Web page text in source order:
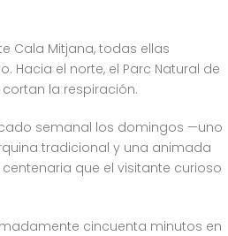
Cala Mitjana, todas ellas
el norte, el Parc Natural de
la respiración.
semanal los domingos —uno
tradicional y una animada
que el visitante curioso
cincuenta minutos en